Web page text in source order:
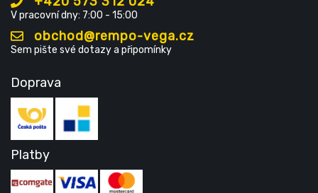
V pracovní dny: 7:00 - 15:00
obchod@rempo-vega.cz
Sem pište své dotazy a připomínky
Doprava
Platby